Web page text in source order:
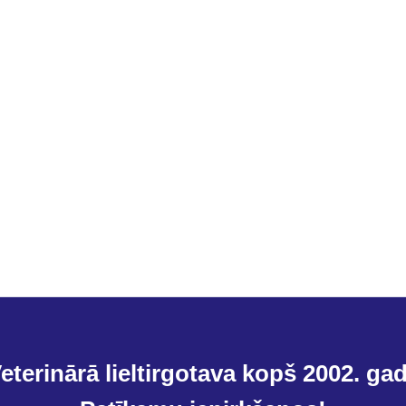
lieltirgotava kopš 2002.